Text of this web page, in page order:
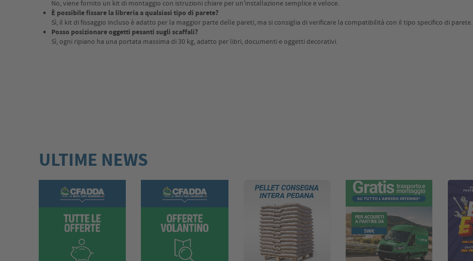
No, viene fornito un kit di montaggio con istruzioni chiare per un'installazione semplice e veloce.
È possibile fissare la libreria a qualsiasi tipo di parete?
Sì, il kit di fissaggio incluso è adatto per la maggior parte delle pareti, ma si consiglia di verificare la compatibilità con il tipo specifico di parete.
Posso posizionare oggetti pesanti sugli scaffali?
Sì, ogni ripiano ha una portata massima di 30 kg, adatto per libri, documenti e oggetti decorativi.
ULTIME NEWS